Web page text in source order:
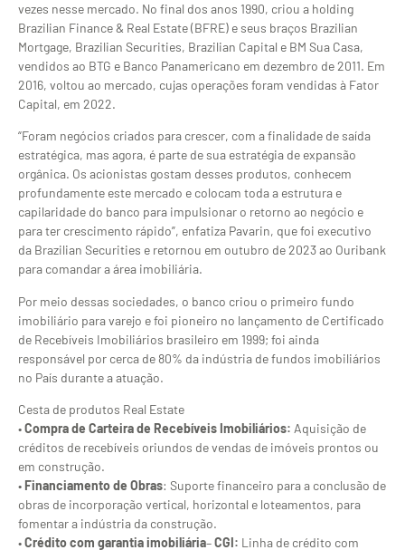
vezes nesse mercado. No final dos anos 1990, criou a holding
Brazilian Finance & Real Estate (BFRE) e seus braços Brazilian
Mortgage, Brazilian Securities, Brazilian Capital e BM Sua Casa,
vendidos ao BTG e Banco Panamericano em dezembro de 2011. Em
2016, voltou ao mercado, cujas operações foram vendidas à Fator
Capital, em 2022.
“Foram negócios criados para crescer, com a finalidade de saída
estratégica, mas agora, é parte de sua estratégia de expansão
orgânica. Os acionistas gostam desses produtos, conhecem
profundamente este mercado e colocam toda a estrutura e
capilaridade do banco para impulsionar o retorno ao negócio e
para ter crescimento rápido”, enfatiza Pavarin, que foi executivo
da Brazilian Securities e retornou em outubro de 2023 ao Ouribank
para comandar a área imobiliária.
Por meio dessas sociedades, o banco criou o primeiro fundo
imobiliário para varejo e foi pioneiro no lançamento de Certificado
de Recebíveis Imobiliários brasileiro em 1999; foi ainda
responsável por cerca de 80% da indústria de fundos imobiliários
no País durante a atuação.
Cesta de produtos Real Estate
•Compra de Carteira de Recebíveis Imobiliários: Aquisição de
créditos de recebíveis oriundos de vendas de imóveis prontos ou
em construção.
• Financiamento de Obras: Suporte financeiro para a conclusão de
obras de incorporação vertical, horizontal e loteamentos, para
fomentar a indústria da construção.
•Crédito com garantia imobiliária–CGI: Linha de crédito com